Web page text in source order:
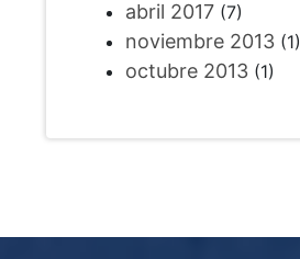
abril 2017(7)
noviembre 2013(1)
octubre 2013(1)